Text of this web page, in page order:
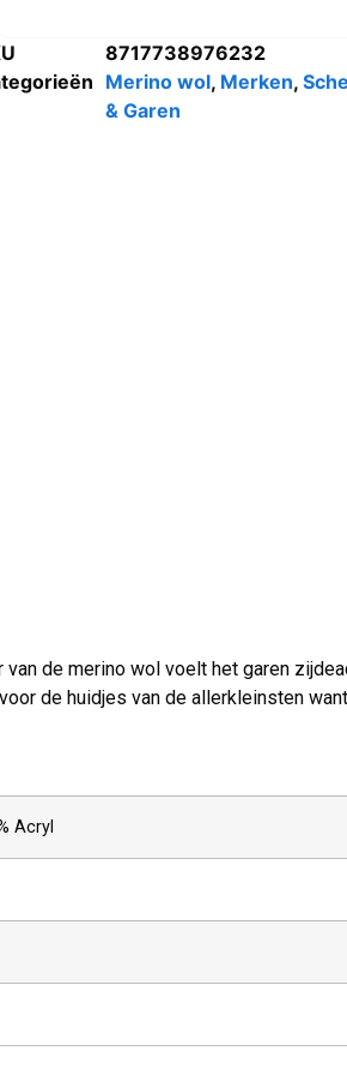
8717738976232
Merino wol, Merken,
& Garen
de merino wol voelt het garen
de huidjes van de allerkleinsten
Acryl